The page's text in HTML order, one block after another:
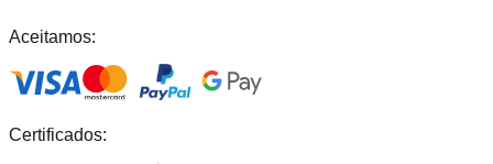
Aceitamos:
Certificados: